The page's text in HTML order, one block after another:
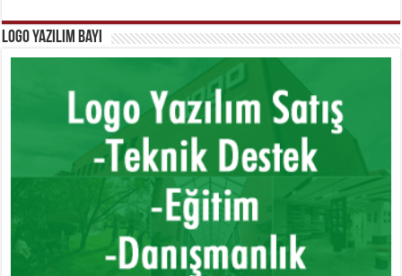
Logo Yazılım Bayi